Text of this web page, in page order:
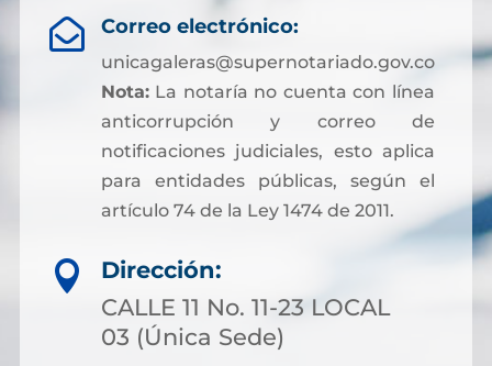
 Correo electrónico:
unicagaleras@supernotariado.gov.co
Nota:La notaría no cuenta con línea
anticorrupción y correo de
notificaciones judiciales, esto aplica
para entidades públicas, según el
artículo 74 de la Ley 1474 de 2011.

Dirección:
CALLE 11 No. 11-23 LOCAL
03 (Única Sede)